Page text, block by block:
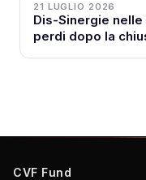
21 LUGLIO 2026
Dis-Sinergie
perdi dopo la
CVF Fund